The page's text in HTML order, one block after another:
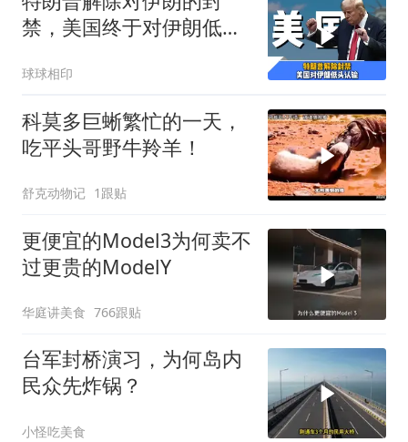
禁，美国终于对伊朗低头
球球相印
科莫多巨蜥繁忙的一天，
吃平头哥野牛羚羊！
舒克动物记 1跟贴
更便宜的Model3为何卖不
过更贵的ModelY
华庭讲美食 766跟贴
台军封桥演习，为何岛内
民众先炸锅？
小怪吃美食